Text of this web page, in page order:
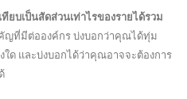
ยบเป็นสัดส่วนเท่าไรของรายได้รวม
ญที่มีต่อองค์กร บ่งบอกว่าคุณได้ทุ่ม
ด และบ่งบอกได้ว่าคุณอาจจะต้องการ